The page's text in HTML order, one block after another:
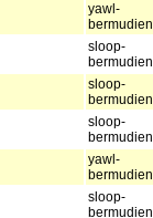
yawl-
bermudien
sloop-
bermudien
sloop-
bermudien
sloop-
bermudien
yawl-
bermudien
sloop-
bermudien